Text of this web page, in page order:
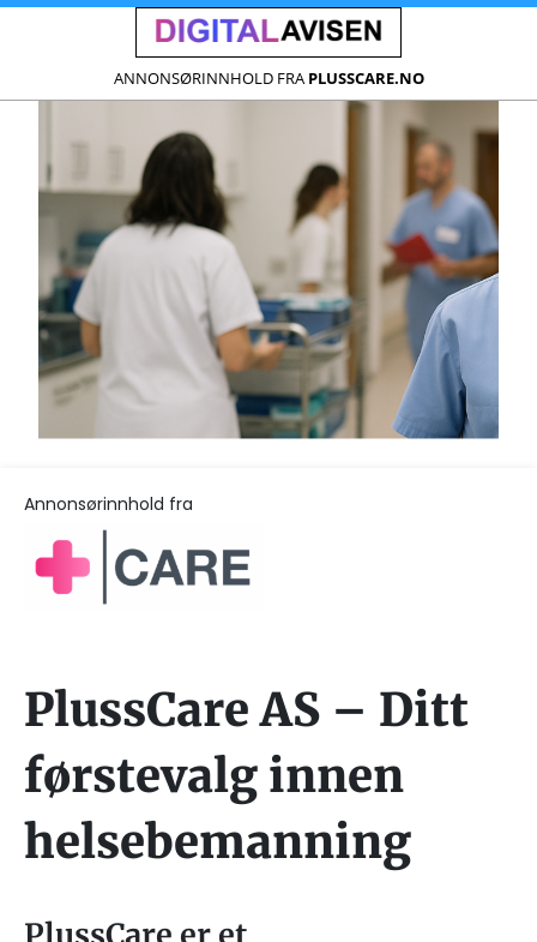
ANNONSØRINNHOLD FRA PLUSSCARE.NO
Annonsørinnhold fra
PlussCare AS – Ditt
førstevalg innen
helsebemanning